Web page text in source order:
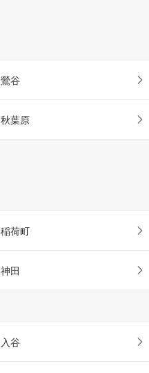
鶯谷
秋葉原
稲荷町
神田
入谷